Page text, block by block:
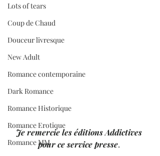
Lots of tears
Coup de Chaud
Douceur livresque
New Adult
Romance contemporaine
Dark Romance
Romance Historique
Romance Erotique
Romance MM
Je remercie les éditions Addictives
pour ce service presse.